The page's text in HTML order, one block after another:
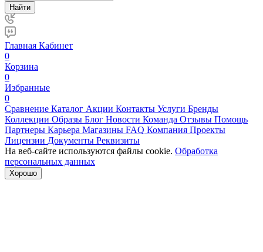
Найти
Главная Кабинет
0
Корзина
0
Избранные
0
Сравнение Каталог Акции Контакты Услуги Бренды
Коллекции Образы Блог Новости Команда Отзывы Помощь
Партнеры Карьера Магазины FAQ Компания Проекты
Лицензии Документы Реквизиты
На веб-сайте используются файлы cookie. Обработка
персональных данных
Хорошо